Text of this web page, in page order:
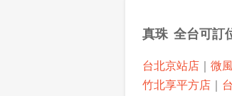
真珠 全台可訂
台北京站店 ｜ 微
竹北享平方店 ｜